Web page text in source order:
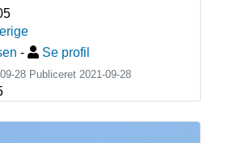
- Se profil
28 Publiceret 2021-09-28